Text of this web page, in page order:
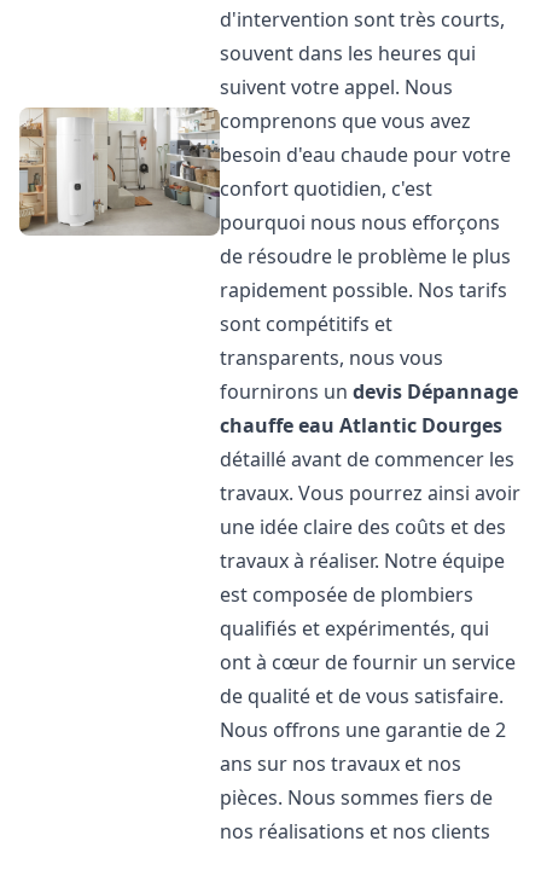
d'intervention sont très courts,
souvent dans les heures qui
suivent votre appel. Nous
comprenons que vous avez
besoin d'eau chaude pour votre
confort quotidien, c'est
pourquoi nous nous efforçons
de résoudre le problème le plus
rapidement possible. Nos tarifs
sont compétitifs et
transparents, nous vous
fournirons undevis Dépannage
chauffe eau Atlantic Dourges
détaillé avant de commencer les
travaux. Vous pourrez ainsi avoir
une idée claire des coûts et des
travaux à réaliser. Notre équipe
est composée de plombiers
qualifiés et expérimentés, qui
ont à cœur de fournir un service
de qualité et de vous satisfaire.
Nous offrons une garantie de 2
ans sur nos travaux et nos
pièces. Nous sommes fiers de
nos réalisations et nos clients